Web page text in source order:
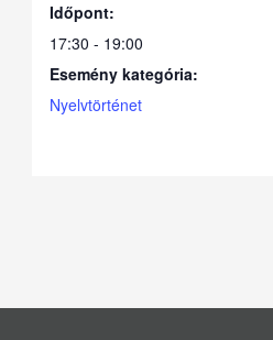
Időpont:
17:30 - 19:00
Esemény kategória:
Nyelvtörténet